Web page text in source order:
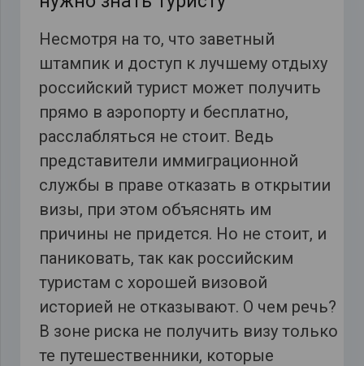
Несмотря на то, что заветный
штампик и доступ к лучшему отдыху
российский турист может получить
прямо в аэропорту и бесплатно,
расслабляться не стоит. Ведь
представители иммиграционной
службы в праве отказать в открытии
визы, при этом объяснять им
причины не придется. Но не стоит, и
паниковать, так как российским
туристам с хорошей визовой
историей не отказывают. О чем речь?
В зоне риска не получить визу только
те путешественники, которые